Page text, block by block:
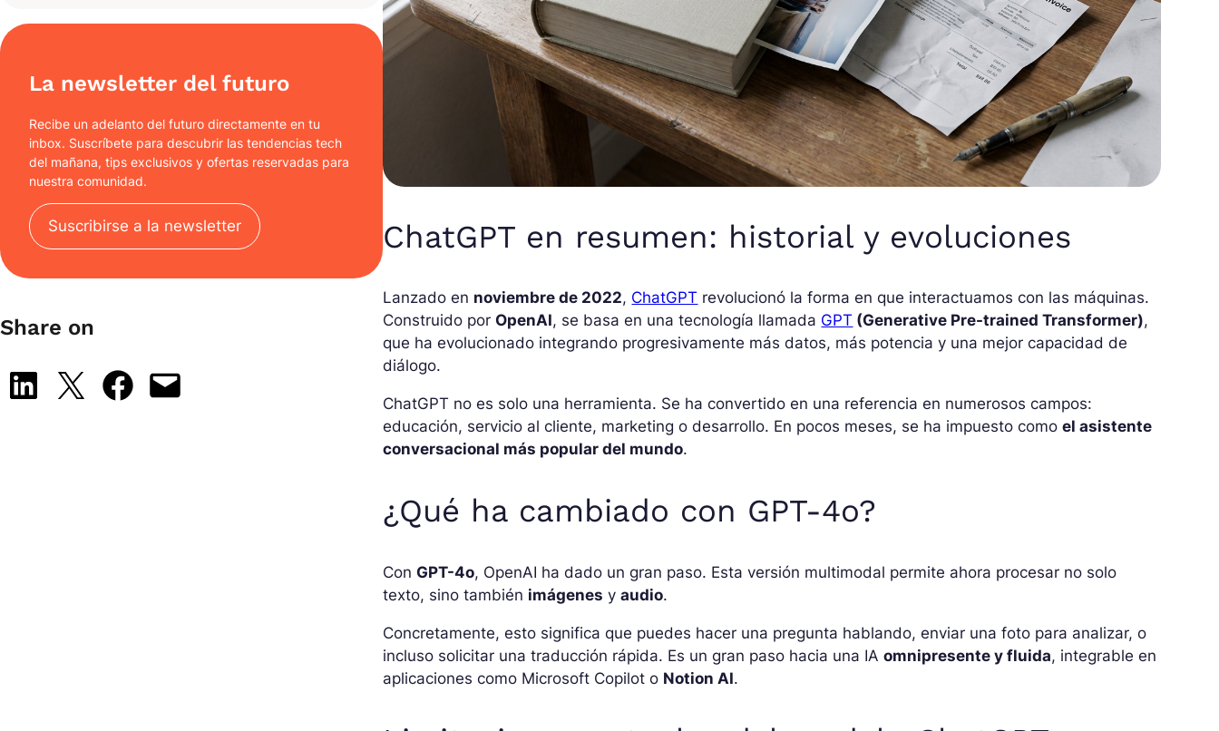
La newsletter del futuro
Recibe un adelanto del futuro directamente en tu
inbox. Suscríbete para descubrir las tendencias tech
del mañana, tips exclusivos y ofertas reservadas para
nuestra comunidad.
Suscribirse a la newsletter
Share on
Share on LinkedIn
Share on X Share on Facebook
Email this Page
ChatGPT en resumen: historial y evoluciones
Lanzado en noviembre de 2022, ChatGPT revolucionó la forma en que interactuamos con las máquinas.
Construido porOpenAI, se basa en una tecnología llamada GPT (Generative Pre-trained Transformer),
que ha evolucionado integrando progresivamente más datos, más potencia y una mejor capacidad de
diálogo.
ChatGPT no es solo una herramienta. Se ha convertido en una referencia en numerosos campos:
educación, servicio al cliente, marketing o desarrollo. En pocos meses, se ha impuesto comoel asistente
conversacional más popular del mundo.
¿Qué ha cambiado con GPT-4o?
ConGPT-4o, OpenAI ha dado un gran paso. Esta versión multimodal permite ahora procesar no solo
texto, sino también imágenes yaudio.
Concretamente, esto significa que puedes hacer una pregunta hablando, enviar una foto para analizar, o
incluso solicitar una traducción rápida. Es un gran paso hacia una IAomnipresente y fluida, integrable en
aplicaciones como Microsoft Copilot o Notion AI.